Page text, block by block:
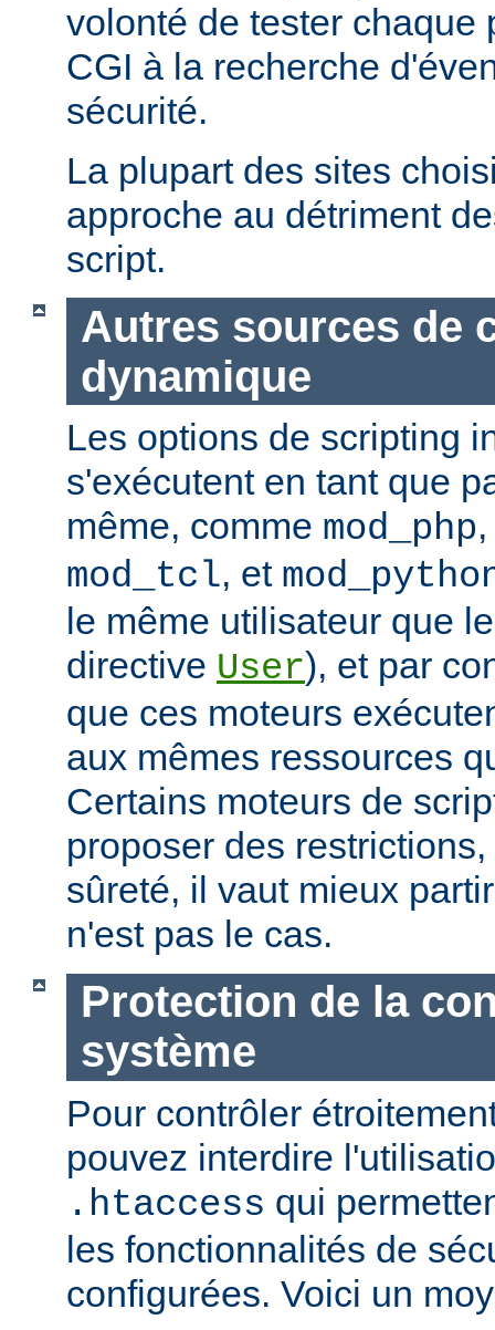
volonté de tester chaque
CGI à la recherche
sécurité.
La plupart des sites
approche au détriment
script.
Autres sources de
dynamique
Les options de scripting
s'exécutent en tant que
même, comme mod_php
mod_tcl, et
le même utilisateur que
directive User), et par
que ces moteurs
aux mêmes ressources
Certains moteurs de
proposer des
sûreté, il vaut mieux
n'est pas le cas.
Protection de la
système
Pour contrôler
pouvez interdire
.htaccess qui
les fonctionnalités de
configurées. Voici un